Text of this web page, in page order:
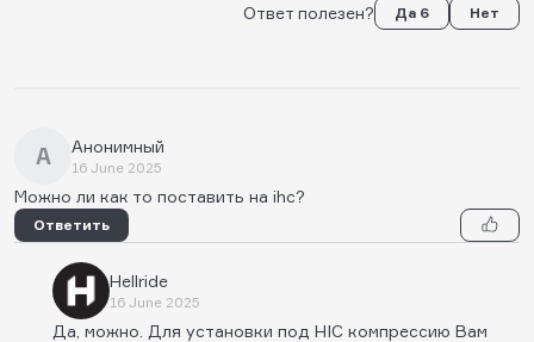
Ответ полезен?
Да 6 Нет
А Анонимный
16 June 2025
Можно ли как то поставить на ihc?
Ответить
Hellride
16 June 2025
Да, можно. Для установки под HIC компрессию Вам